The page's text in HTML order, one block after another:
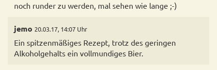
jemo 20.03.17, 14:07 Uhr
Ein spitzenmäßiges Rezept, trotz des geringen
Alkoholgehalts ein vollmundiges Bier.